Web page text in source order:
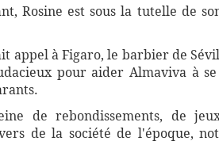
Rosine est sous la tutelle de
appel à Figaro, le barbier de
pour aider Almaviva à
de rebondissements, de
de la société de l'époque,